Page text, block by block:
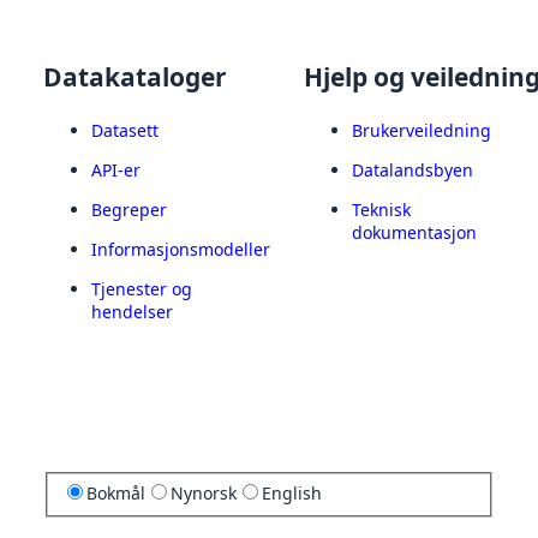
Datakataloger
Datasett
API-er
Begreper
Informasjonsmodeller
Tjenester og
hendelser
Hjelp og
Brukerveiledning
Datalandsbyen
Teknisk
dokumentasjon
Bokmål Nynorsk English